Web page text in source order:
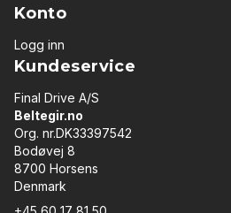
Konto
Logg inn
Kundeservice
Final Drive A/S
Beltegir.no
Org. nr.DK33397542
Bodøvej 8
8700 Horsens
Denmark